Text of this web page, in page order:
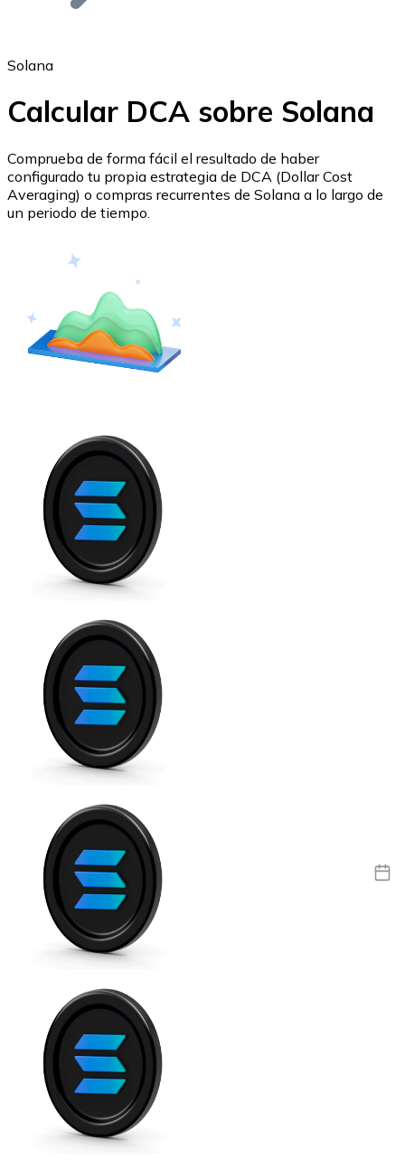
Bitcoin
BTC
USD Coin
USDC
Litecoin
LTC
Solana
Calcular DCA sobre Solana
Comprueba de forma fácil el resultado de haber
configurado tu propia estrategia de DCA (Dollar Cost
Averaging) o compras recurrentes de Solana a lo largo de
un periodo de tiempo.